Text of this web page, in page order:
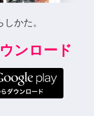
かた。
ンロード